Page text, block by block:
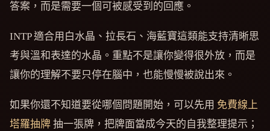
答案，而是需要一個可被感受到的回應。
INTP 適合用白水晶、拉長石、海藍寶這類能支持清晰思
考與溫和表達的水晶。重點不是讓你變得很外放，而是
讓你的理解不要只停在腦中，也能慢慢被說出來。
如果你還不知道要從哪個問題開始，可以先用 免費線上
塔羅抽牌 抽一張牌，把牌面當成今天的自我整理提示；